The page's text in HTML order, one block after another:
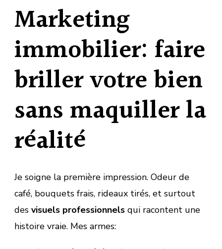
Marketing
immobilier: faire
briller votre bien
sans maquiller la
réalité
Je soigne la première impression. Odeur de
café, bouquets frais, rideaux tirés, et surtout
des visuels professionnels qui racontent une
histoire vraie. Mes armes: